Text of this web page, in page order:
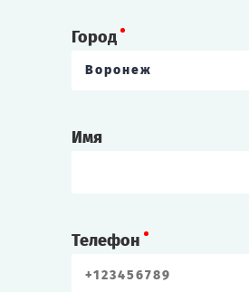
Город
Воронеж
Имя
Телефон